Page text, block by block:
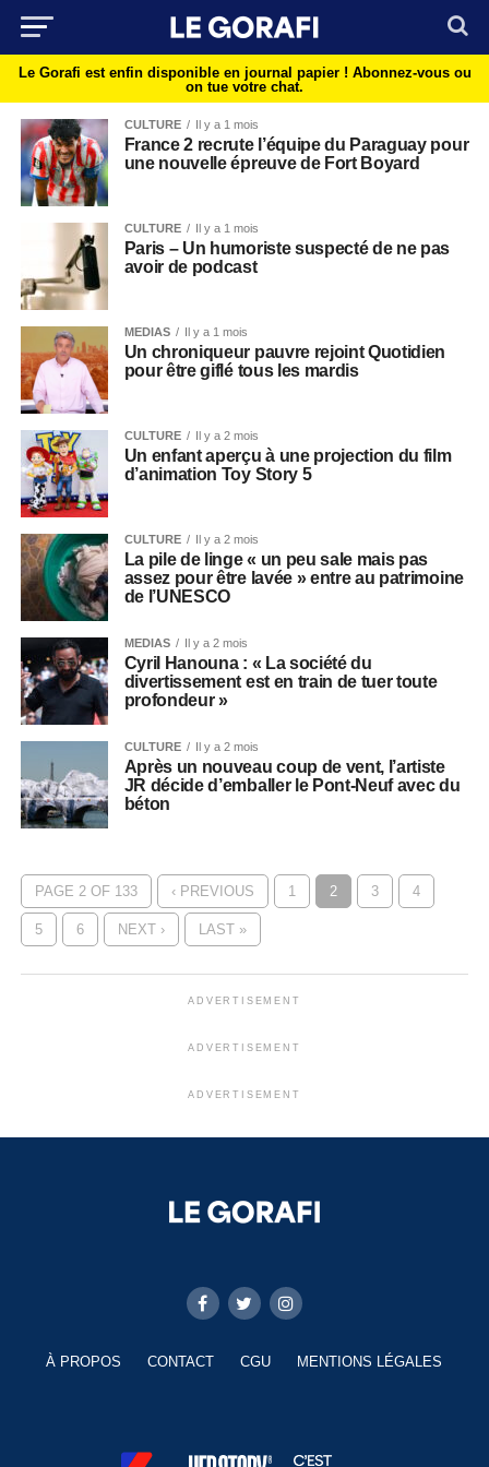
Le Gorafi est enfin disponible en journal papier ! Abonnez-vous ou
on tue votre chat.
CULTURE Il y a 1 mois
France 2 recrute l’équipe du Paraguay pour
une nouvelle épreuve de Fort Boyard
CULTURE Il y a 1 mois
Paris – Un humoriste suspecté de ne pas
avoir de podcast
MEDIAS Il y a 1 mois
Un chroniqueur pauvre rejoint Quotidien
pour être giflé tous les mardis
CULTURE Il y a 2 mois
Un enfant aperçu à une projection du film
d’animation Toy Story 5
CULTURE Il y a 2 mois
La pile de linge « un peu sale mais pas
assez pour être lavée » entre au patrimoine
de l’UNESCO
MEDIAS Il y a 2 mois
Cyril Hanouna : « La société du
divertissement est en train de tuer toute
profondeur »
CULTURE Il y a 2 mois
Après un nouveau coup de vent, l’artiste
JR décide d’emballer le Pont-Neuf avec du
béton
PAGE 2 OF 133 ‹ PREVIOUS 1 2 3 4
5 6 NEXT › LAST »
ADVERTISEMENT
ADVERTISEMENT
ADVERTISEMENT
À PROPOS CONTACT CGU MENTIONS LÉGALES